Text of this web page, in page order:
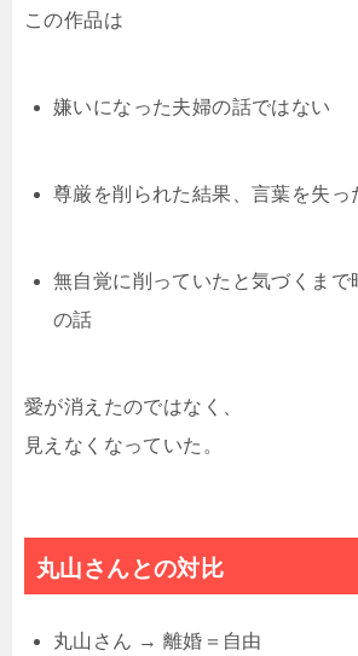
この作品は
嫌いになった夫婦の話ではない
尊厳を削られた結果、言葉を失っ
無自覚に削っていたと気づくまで
の話
愛が消えたのではなく、
見えなくなっていた。
丸山さんとの対比
丸山さん → 離婚＝自由